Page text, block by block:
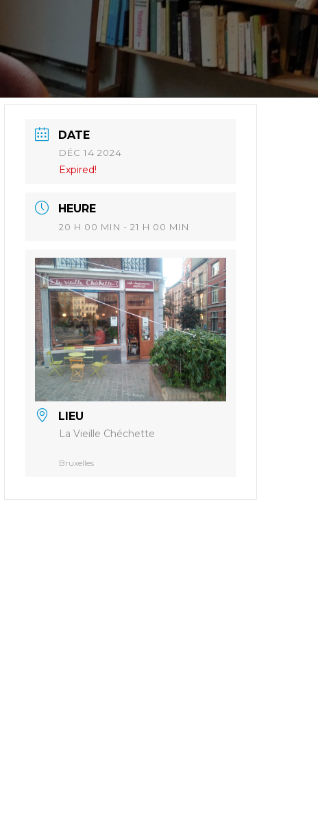
DATE
DÉC 14 2024
Expired!
HEURE
20 H 00 MIN - 21 H 00 MIN
LIEU
La Vieille Chéchette
Bruxelles